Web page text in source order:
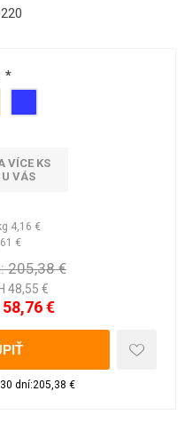
*
VÍCE KS
U VÁS
4,16 €
€
205,38 €
48,55 €
58,76 €
dní:205,38 €